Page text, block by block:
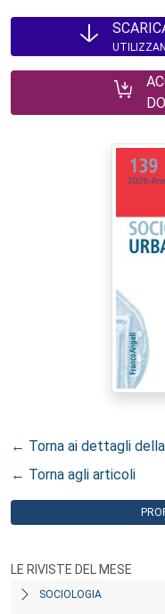
← Torna ai dettagli
← Torna agli articoli
LE RIVISTE DEL MESE
SOCIOLOGIA